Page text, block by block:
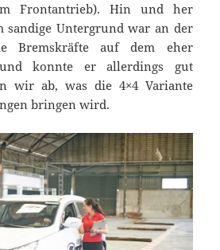
Frontantrieb). Hin und her
sandige Untergrund war an der
Bremskräfte auf dem eher
konnte er allerdings gut
wir ab, was die 4×4 Variante
bringen wird.